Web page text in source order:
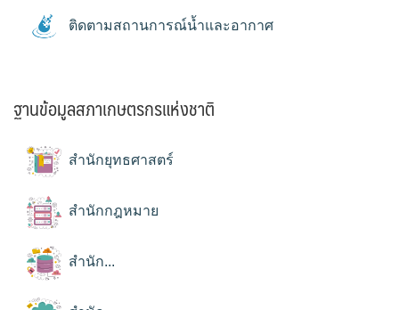
ติดตามสถานการณ์น้ำและอากาศ
ฐานข้อมูลสภาเกษตรกรแห่งชาติ
สำนักยุทธศาสตร์
สำนักกฎหมาย
สำนัก...